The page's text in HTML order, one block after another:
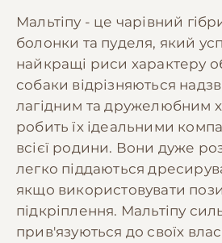
Мальтіпу - це чарівний
болонки та пуделя, який
найкращі риси характеру
собаки відрізняються
лагідним та дружелюбним
робить їх ідеальними
всієї родини. Вони дуже
легко піддаються
якщо використовувати
підкріплення. Мальтіпу
прив'язуються до своїх